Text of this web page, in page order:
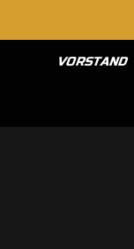
VORSTAND